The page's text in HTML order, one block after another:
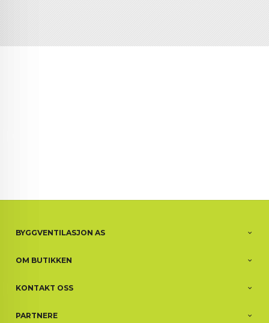
BYGGVENTILASJON AS
OM BUTIKKEN
KONTAKT OSS
PARTNERE